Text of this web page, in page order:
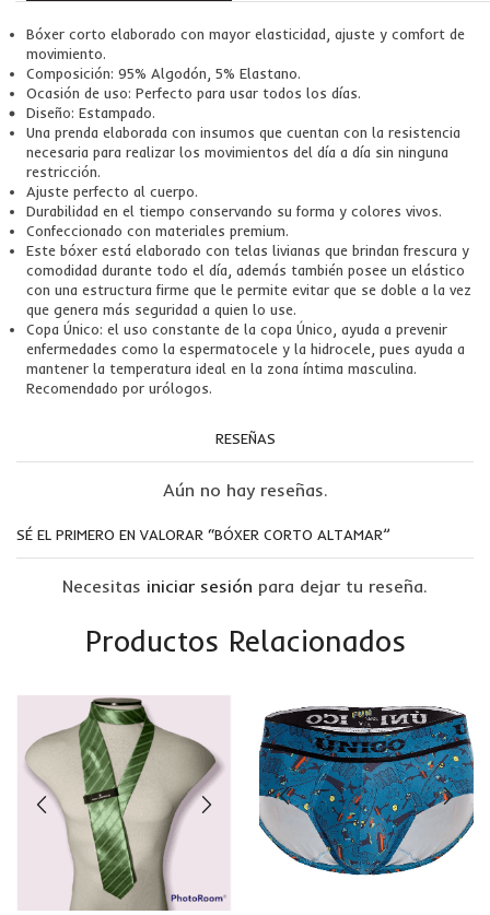
Bóxer corto elaborado con mayor elasticidad, ajuste y comfort de
movimiento.
Composición: 95% Algodón, 5% Elastano.
Ocasión de uso: Perfecto para usar todos los días.
Diseño: Estampado.
Una prenda elaborada con insumos que cuentan con la resistencia
necesaria para realizar los movimientos del día a día sin ninguna
restricción.
Ajuste perfecto al cuerpo.
Durabilidad en el tiempo conservando su forma y colores vivos.
Confeccionado con materiales premium.
Este bóxer está elaborado con telas livianas que brindan frescura y
comodidad durante todo el día, además también posee un elástico
con una estructura firme que le permite evitar que se doble a la vez
que genera más seguridad a quien lo use.
Copa Único: el uso constante de la copa Único, ayuda a prevenir
enfermedades como la espermatocele y la hidrocele, pues ayuda a
mantener la temperatura ideal en la zona íntima masculina.
Recomendado por urólogos.
RESEÑAS
Aún no hay reseñas.
SÉ EL PRIMERO EN VALORAR “BÓXER CORTO ALTAMAR”
Necesitas iniciar sesión para dejar tu reseña.
Productos Relacionados